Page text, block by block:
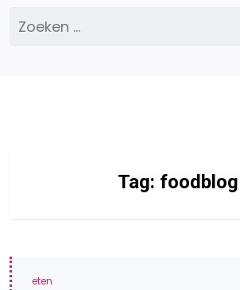
Zoeken
naar:
Tag: foodblog
eten